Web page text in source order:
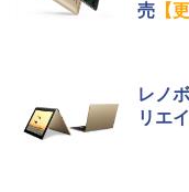
売【更
レノ
リエ